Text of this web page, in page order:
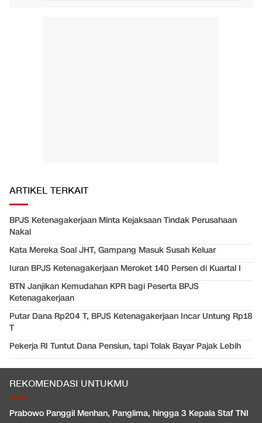
ARTIKEL TERKAIT
BPJS Ketenagakerjaan Minta Kejaksaan Tindak Perusahaan
Nakal
Kata Mereka Soal JHT, Gampang Masuk Susah Keluar
Iuran BPJS Ketenagakerjaan Meroket 140 Persen di Kuartal I
BTN Janjikan Kemudahan KPR bagi Peserta BPJS
Ketenagakerjaan
Putar Dana Rp204 T, BPJS Ketenagakerjaan Incar Untung Rp18
T
Pekerja RI Tuntut Dana Pensiun, tapi Tolak Bayar Pajak Lebih
REKOMENDASI UNTUKMU
Prabowo Panggil Menhan, Panglima, hingga 3 Kepala Staf TNI